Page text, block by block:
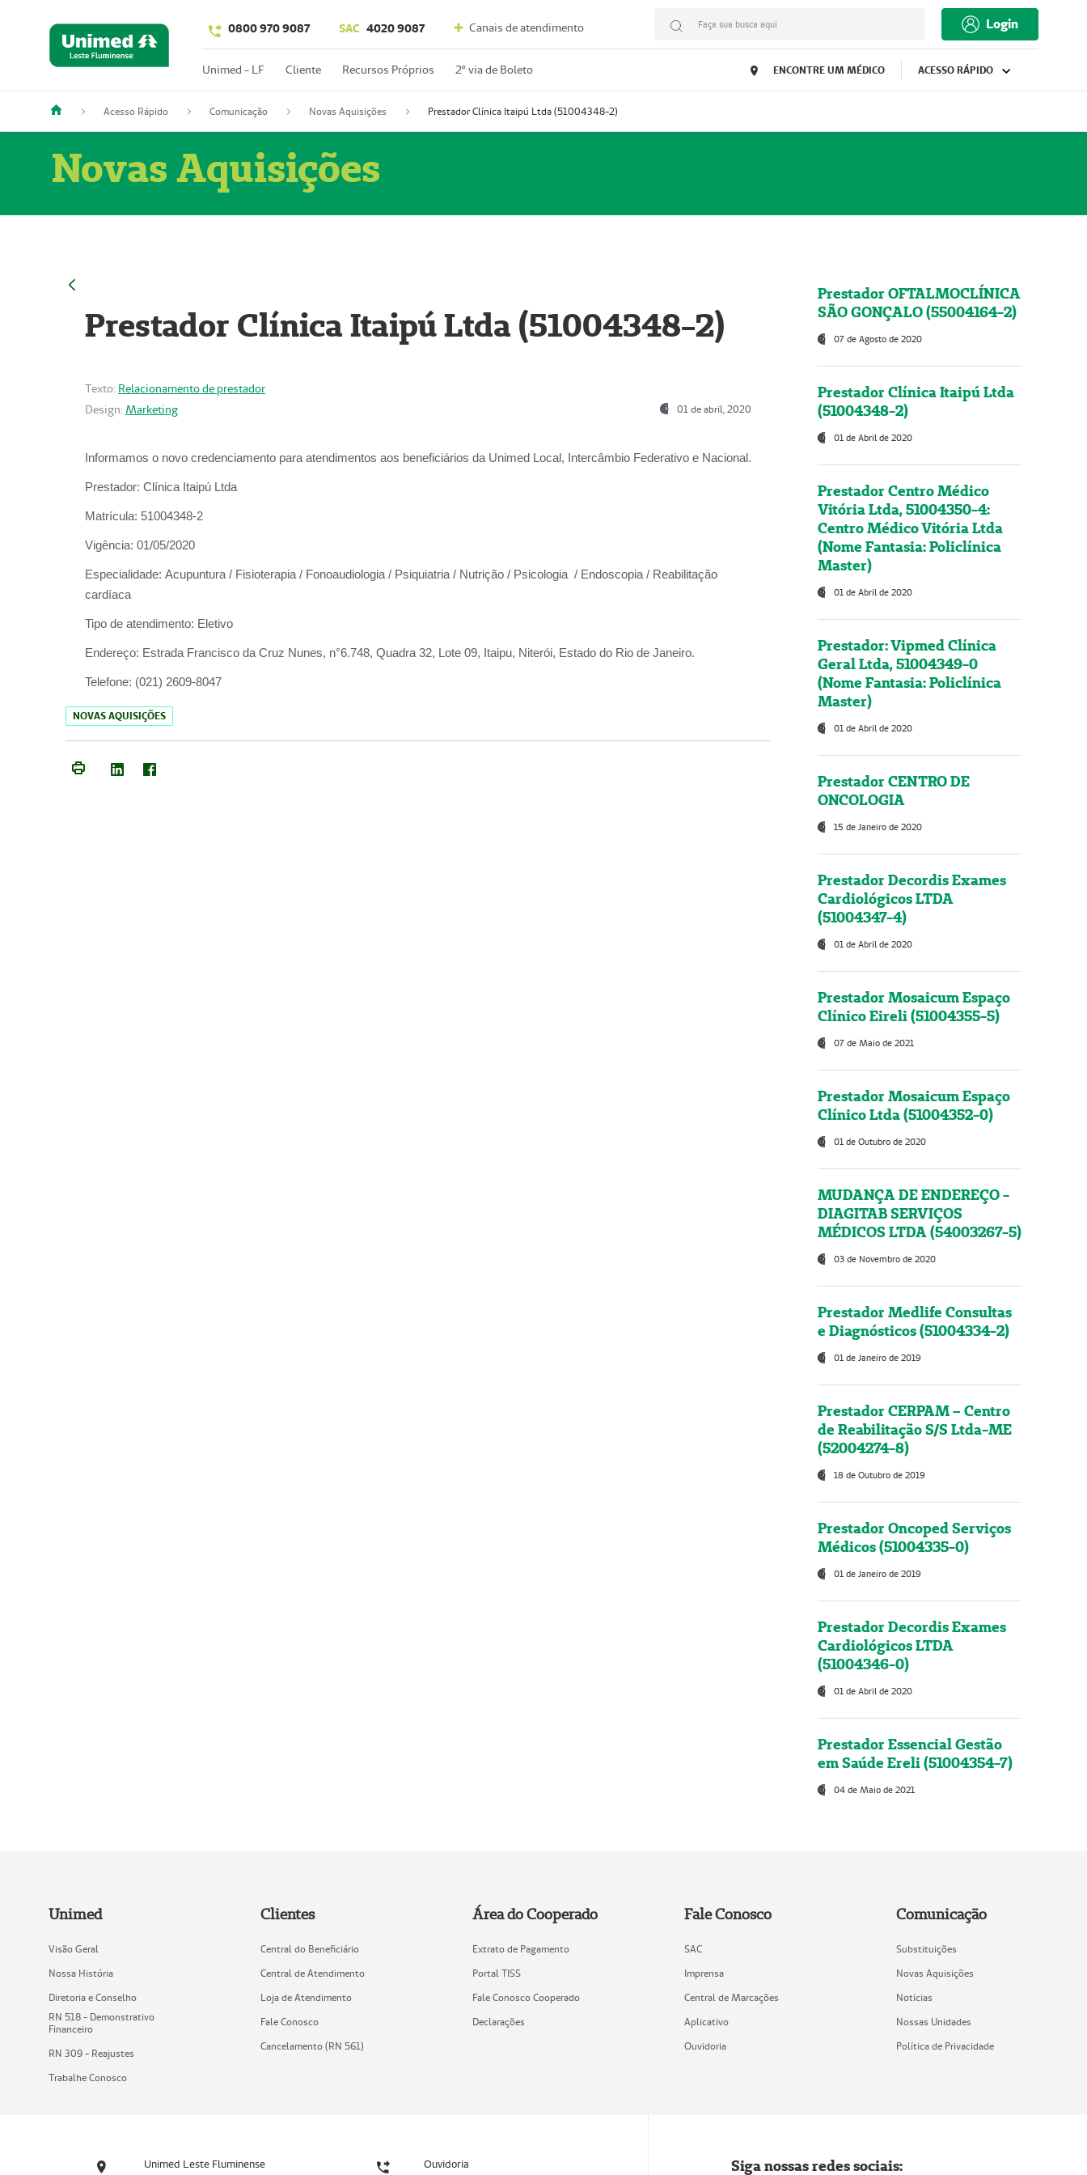
0800 970 9087 SAC 4020 9087 Canais de atendimento Faça sua busca aqui Login
Unimed - LF Cliente Recursos Próprios 2º via de Boleto ENCONTRE UM MÉDICO ACESSO RÁPIDO
Acesso Rápido Comunicação Novas Aquisições Prestador Clínica Itaipú Ltda (51004348-2)
Novas Aquisições
Prestador Clínica Itaipú Ltda (51004348-2)
Texto: Relacionamento de prestador
Design: Marketing 01 de abril, 2020
Informamos o novo credenciamento para atendimentos aos beneficiários da Unimed Local, Intercâmbio Federativo e Nacional.
Prestador: Clínica Itaipú Ltda
Matrícula: 51004348-2
Vigência: 01/05/2020
Especialidade: Acupuntura / Fisioterapia / Fonoaudiologia / Psiquiatria / Nutrição / Psicologia / Endoscopia / Reabilitação
cardíaca
Tipo de atendimento: Eletivo
Endereço: Estrada Francisco da Cruz Nunes, n°6.748, Quadra 32, Lote 09, Itaipu, Niterói, Estado do Rio de Janeiro.
Telefone: (021) 2609-8047
NOVAS AQUISIÇÕES
Prestador OFTALMOCLÍNICA
SÃO GONÇALO (55004164-2)
07 de Agosto de 2020
Prestador Clínica Itaipú Ltda
(51004348-2)
01 de Abril de 2020
Prestador Centro Médico
Vitória Ltda, 51004350-4:
Centro Médico Vitória Ltda
(Nome Fantasia: Policlínica
Master)
01 de Abril de 2020
Prestador: Vipmed Clínica
Geral Ltda, 51004349-0
(Nome Fantasia: Policlínica
Master)
01 de Abril de 2020
Prestador CENTRO DE
ONCOLOGIA
15 de Janeiro de 2020
Prestador Decordis Exames
Cardiológicos LTDA
(51004347-4)
01 de Abril de 2020
Prestador Mosaicum Espaço
Clínico Eireli (51004355-5)
07 de Maio de 2021
Prestador Mosaicum Espaço
Clínico Ltda (51004352-0)
01 de Outubro de 2020
MUDANÇA DE ENDEREÇO -
DIAGITAB SERVIÇOS
MÉDICOS LTDA (54003267-5)
03 de Novembro de 2020
Prestador Medlife Consultas
e Diagnósticos (51004334-2)
01 de Janeiro de 2019
Prestador CERPAM – Centro
de Reabilitação S/S Ltda-ME
(52004274-8)
18 de Outubro de 2019
Prestador Oncoped Serviços
Médicos (51004335-0)
01 de Janeiro de 2019
Prestador Decordis Exames
Cardiológicos LTDA
(51004346-0)
01 de Abril de 2020
Prestador Essencial Gestão
em Saúde Ereli (51004354-7)
04 de Maio de 2021
Unimed
Visão Geral
Nossa História
Diretoria e Conselho
RN 518 - Demonstrativo
Financeiro
RN 309 - Reajustes
Trabalhe Conosco
Clientes
Central do Beneficiário
Central de Atendimento
Loja de Atendimento
Fale Conosco
Cancelamento (RN 561)
Área do Cooperado
Extrato de Pagamento
Portal TISS
Fale Conosco Cooperado
Declarações
Fale Conosco
SAC
Imprensa
Central de Marcações
Aplicativo
Ouvidoria
Comunicação
Substituições
Novas Aquisições
Notícias
Nossas Unidades
Política de Privacidade
Unimed Leste Fluminense Ouvidoria Siga nossas redes sociais: